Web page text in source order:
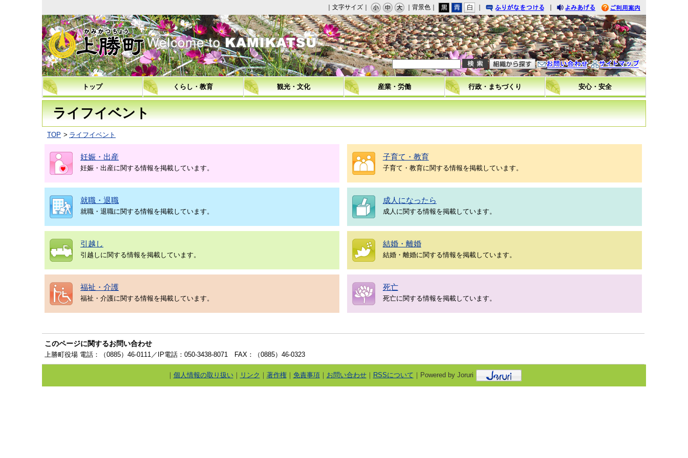
｜文字サイズ｜ ｜背景色｜
｜
りがなをつける
｜
みあげる
利用案内
上勝町 問い合わせ イトマップ
トップ くらし・教育 観光・文化 産業・労働 行政・まちづくり 安心・安全
ライフイベント
TOP ライフイベント
妊娠・出産
妊娠・出産に関する情報を掲載しています。
子育て・教育
子育て・教育に関する情報を掲載しています。
就職・退職
就職・退職に関する情報を掲載しています。
成人になったら
成人に関する情報を掲載しています。
引越し
引越しに関する情報を掲載しています。
結婚・離婚
結婚・離婚に関する情報を掲載しています。
福祉・介護
福祉・介護に関する情報を掲載しています。
死亡
死亡に関する情報を掲載しています。
このページに関するお問い合わせ
上勝町役場 電話：（0885）46-0111／IP電話：050-3438-8071 FAX：（0885）46-0323
｜ 個人情報の取り扱い｜ リンク ｜ 著作権｜ 免責事項｜ お問い合わせ｜ RSSについて ｜Powered by Joruri